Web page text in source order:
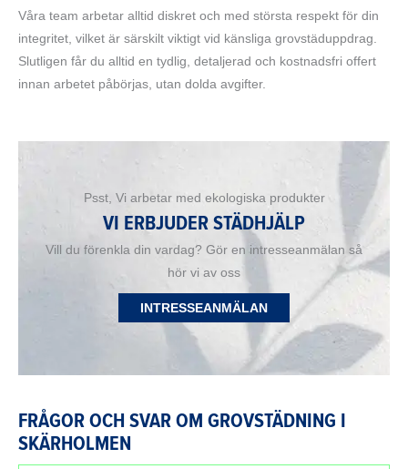
Våra team arbetar alltid diskret och med största respekt för din
integritet, vilket är särskilt viktigt vid känsliga grovstäduppdrag.
Slutligen får du alltid en tydlig, detaljerad och kostnadsfri offert
innan arbetet påbörjas, utan dolda avgifter.
Psst, Vi arbetar med ekologiska produkter
VI ERBJUDER STÄDHJÄLP
Vill du förenkla din vardag? Gör en intresseanmälan så
hör vi av oss
INTRESSEANMÄLAN
FRÅGOR OCH SVAR OM GROVSTÄDNING I
SKÄRHOLMEN